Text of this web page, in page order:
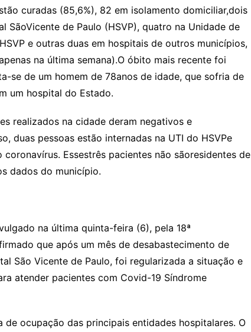
curadas (85,6%), 82 em isolamento domiciliar,dois
SãoVicente de Paulo (HSVP), quatro na Unidade de
e outras duas em hospitais de outros municípios,
na última semana).O óbito mais recente foi
se de um homem de 78anos de idade, que sofria de
um hospital do Estado.
realizados na cidade deram negativos e
duas pessoas estão internadas na UTI do HSVPe
Essestrês pacientes não sãoresidentes de
dados do município.
na última quinta-feira (6), pela 18ª
que após um mês de desabastecimento de
São Vicente de Paulo, foi regularizada a situação e
atender pacientes com Covid-19 Síndrome
ocupação das principais entidades hospitalares. O